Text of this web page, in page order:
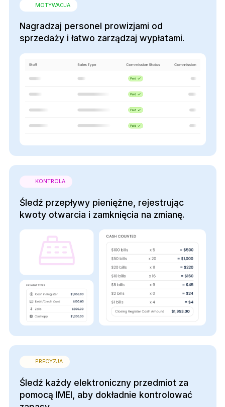
MOTYWACJA
Nagradzaj personel prowizjami od
sprzedaży i łatwo zarządzaj wypłatami.
KONTROLA
Śledź przepływy pieniężne, rejestrując
kwoty otwarcia i zamknięcia na zmianę.
PRECYZJA
Śledź każdy elektroniczny przedmiot za
pomocą IMEI, aby dokładnie kontrolować